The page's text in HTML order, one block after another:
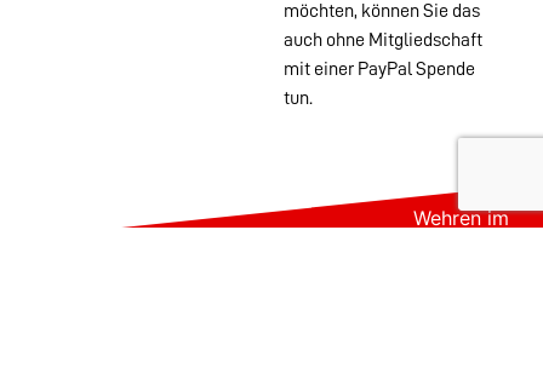
möchten, können Sie das
auch ohne Mitgliedschaft
mit einer PayPal Spende
tun.
Wehren im